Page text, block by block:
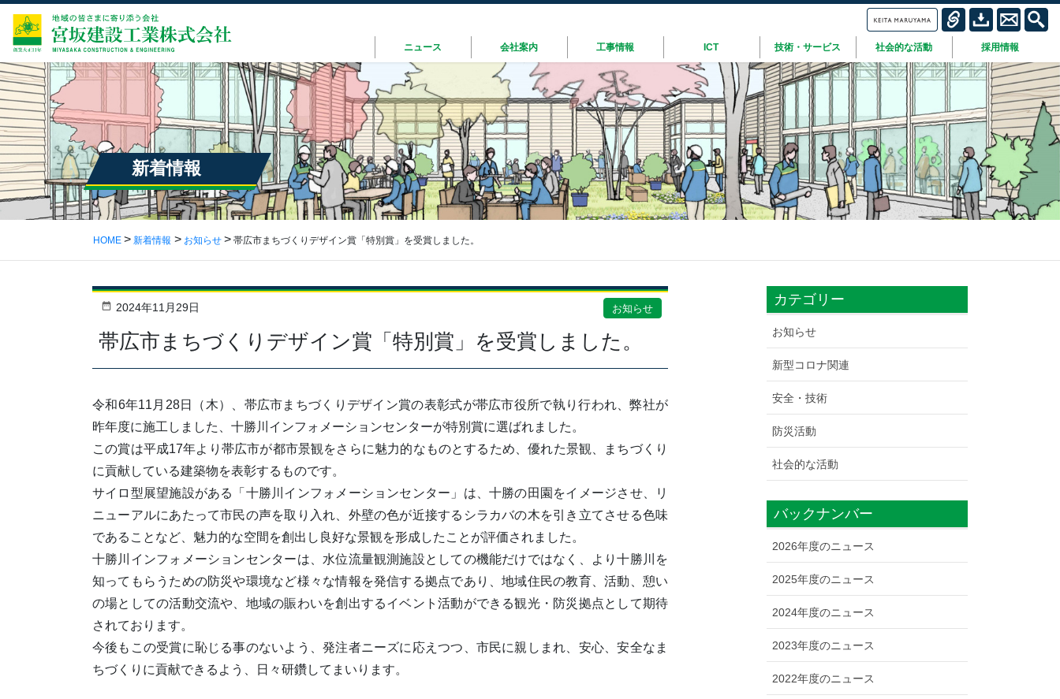
ニュース 会社案内 工事情報 ICT 技術・サービス 社会的な活動 採用情報
新着情報
HOME 新着情報 お知らせ 帯広市まちづくりデザイン賞「特別賞」を受賞しました。
2024年11月29日 お知らせ
帯広市まちづくりデザイン賞「特別賞」を受賞しました。
令和6年11月28日（木）、帯広市まちづくりデザイン賞の表彰式が帯広市役所で執り行われ、弊社が
昨年度に施工しました、十勝川インフォメーションセンターが特別賞に選ばれました。
この賞は平成17年より帯広市が都市景観をさらに魅力的なものとするため、優れた景観、まちづくり
に貢献している建築物を表彰するものです。
サイロ型展望施設がある「十勝川インフォメーションセンター」は、十勝の田園をイメージさせ、リ
ニューアルにあたって市民の声を取り入れ、外壁の色が近接するシラカバの木を引き立てさせる色味
であることなど、魅力的な空間を創出し良好な景観を形成したことが評価されました。
十勝川インフォメーションセンターは、水位流量観測施設としての機能だけではなく、より十勝川を
知ってもらうための防災や環境など様々な情報を発信する拠点であり、地域住民の教育、活動、憩い
の場としての活動交流や、地域の賑わいを創出するイベント活動ができる観光・防災拠点として期待
されております。
今後もこの受賞に恥じる事のないよう、発注者ニーズに応えつつ、市民に親しまれ、安心、安全なま
ちづくりに貢献できるよう、日々研鑽してまいります。
カテゴリー
お知らせ
新型コロナ関連
安全・技術
防災活動
社会的な活動
バックナンバー
2026年度のニュース
2025年度のニュース
2024年度のニュース
2023年度のニュース
2022年度のニュース